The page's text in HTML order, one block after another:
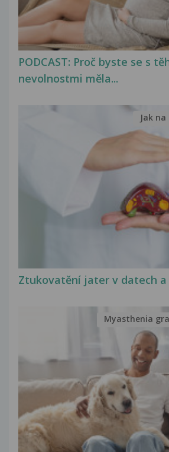
PODCAST: Proč byste se s
nevolnostmi měla...
Ztukovatění jater v datech a
Jak
Myasthenia